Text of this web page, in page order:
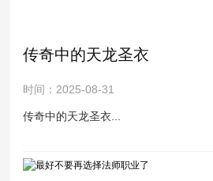
传奇中的天龙圣衣
时间：2025-08-31
传奇中的天龙圣衣...